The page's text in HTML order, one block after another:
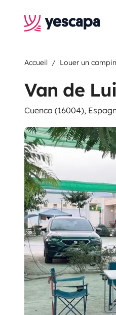
Accueil Louer un
Van de
Cuenca (16004),